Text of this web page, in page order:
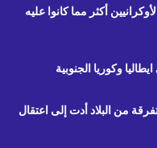
أكثر مما كانوا عليه
وكوريا الجنوبية
من البلاد أدت إلى اعتقال